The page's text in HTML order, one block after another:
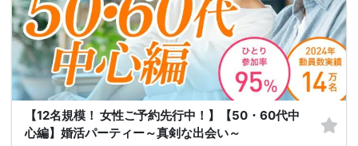
【12名規模！ 女性ご予約先行中！】【50・60代中
心編】婚活パーティー～真剣な出会い～